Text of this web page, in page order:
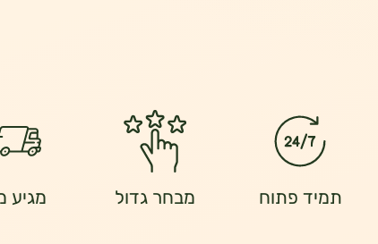
תמיד פתוח מבחר גדול מגיע